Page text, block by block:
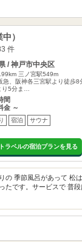
）
件
/ 神戸市中央区
三ノ宮駅549m
急、阪神各三宮駅より徒歩8
り5分ま…
間
金 ～
宿泊 サウナ
ラベルの宿泊プランを見る
の 季節風呂があって 松
たです。サービスで 普